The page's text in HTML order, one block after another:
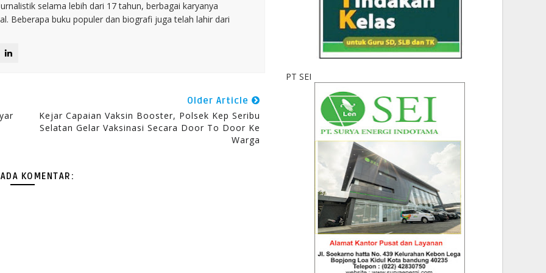
selama lebih dari 17 tahun, berbagai karyanya
Beberapa buku populer dan biografi juga telah lahir dari
Older Article
Kejar Capaian Vaksin Booster, Polsek Kep Seribu
Selatan Gelar Vaksinasi Secara Door To Door Ke
Warga
KOMENTAR:
PT SEI